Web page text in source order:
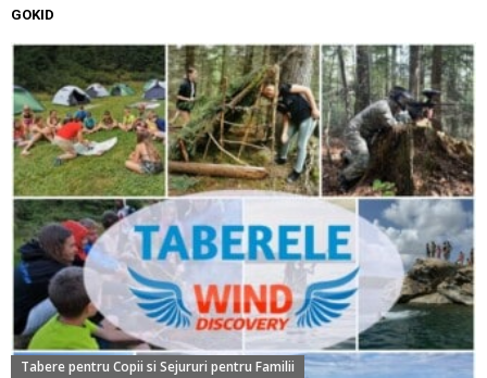
GOKID
Tabere pentru Copii si Sejururi pentru Familii